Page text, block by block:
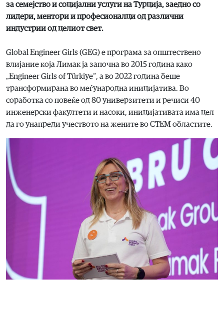
за семејство и социјални услуги на Турција, заедно со
лидери, ментори и професионалци од различни
индустрии од целиот свет.
Global Engineer Girls (GEG) е програма за општествено
влијание која Лимак ја започна во 2015 година како
„Engineer Girls of Türkiye“, а во 2022 година беше
трансформирана во меѓународна иницијатива. Во
соработка со повеќе од 80 универзитети и речиси 40
инженерски факултети и насоки, иницијативата има цел
да го унапреди учеството на жените во СТЕМ областите.